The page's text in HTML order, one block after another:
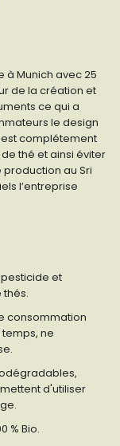
à Munich avec 25
de la création et
ce qui a
le design
complétement
thé et ainsi éviter
au Sri
l’entreprise
pesticide et
consommation
ne
d'utiliser
% Bio.